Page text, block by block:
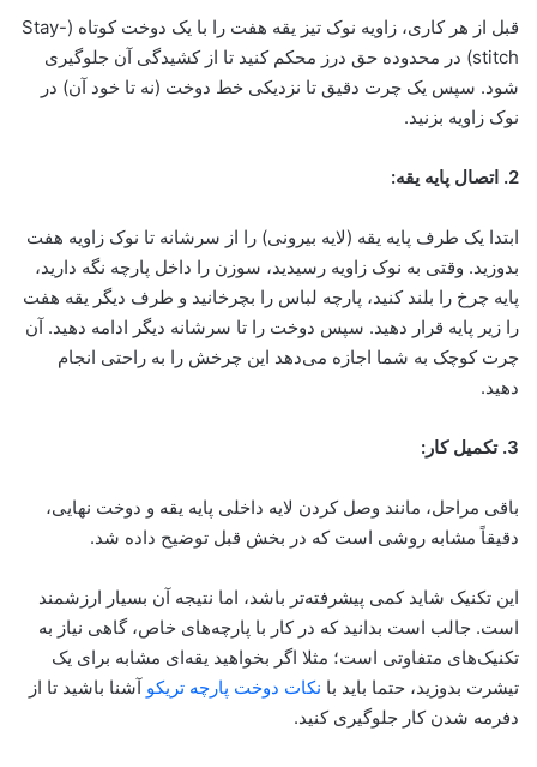
قبل از هر کاری، زاویه نوک تیز یقه هفت را با یک دوخت کوتاه (Stay-
stitch) در محدوده حق درز محکم کنید تا از کشیدگی آن جلوگیری
شود. سپس یک چرت دقیق تا نزدیکی خط دوخت (نه تا خود آن) در
نوک زاویه بزنید.
2. اتصال پایه یقه:
ابتدا یک طرف پایه یقه (لایه بیرونی) را از سرشانه تا نوک زاویه هفت
بدوزید. وقتی به نوک زاویه رسیدید، سوزن را داخل پارچه نگه دارید،
پایه چرخ را بلند کنید، پارچه لباس را بچرخانید و طرف دیگر یقه هفت
را زیر پایه قرار دهید. سپس دوخت را تا سرشانه دیگر ادامه دهید. آن
چرت کوچک به شما اجازه می‌دهد این چرخش را به راحتی انجام
دهید.
3. تکمیل کار:
باقی مراحل، مانند وصل کردن لایه داخلی پایه یقه و دوخت نهایی،
دقیقاً مشابه روشی است که در بخش قبل توضیح داده شد.
این تکنیک شاید کمی پیشرفته‌تر باشد، اما نتیجه آن بسیار ارزشمند
است. جالب است بدانید که در کار با پارچه‌های خاص، گاهی نیاز به
تکنیک‌های متفاوتی است؛ مثلا اگر بخواهید یقه‌ای مشابه برای یک
تیشرت بدوزید، حتما باید با نکات دوخت پارچه تریکوآشنا باشید تا از
دفرمه شدن کار جلوگیری کنید.